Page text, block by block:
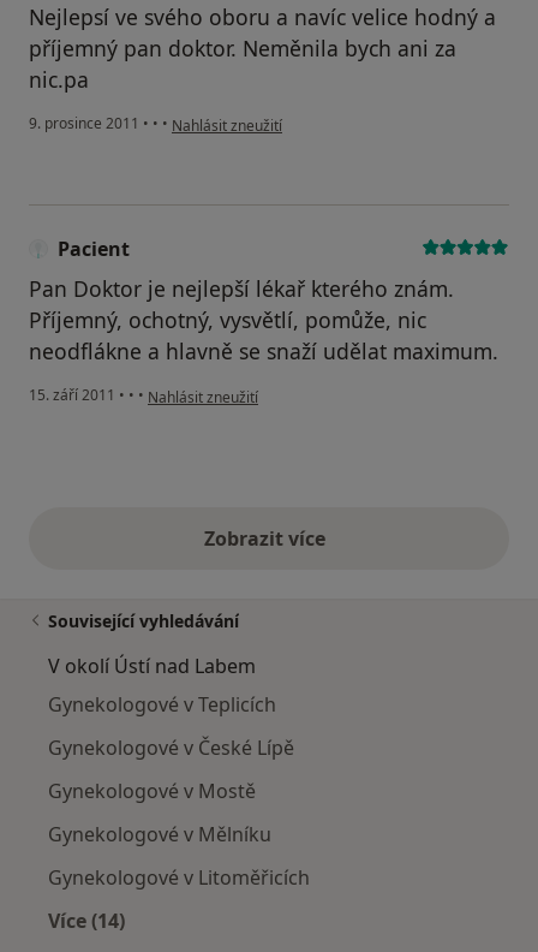
Nejlepsí ve svého oboru a navíc velice hodný a
příjemný pan doktor. Neměnila bych ani za
nic.pa
9. prosince 2011 • • • podle názoru uživatele Pacient
Nahlásit zneužití
Pacient
Pan Doktor je nejlepší lékař kterého znám.
Příjemný, ochotný, vysvětlí, pomůže, nic
neodflákne a hlavně se snaží udělat maximum.
15. září 2011 • • • podle názoru uživatele Pacient
Nahlásit zneužití
Zobrazit vícevýše uvedené názory
Související vyhledávání
V okolí Ústí nad Labem
Gynekologové v Teplicích
Gynekologové v České Lípě
Gynekologové v Mostě
Gynekologové v Mělníku
Gynekologové v Litoměřicích
Více (14)